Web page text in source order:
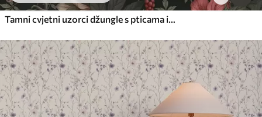
Tamni cvjetni uzorci džungle s pticama i leptirima